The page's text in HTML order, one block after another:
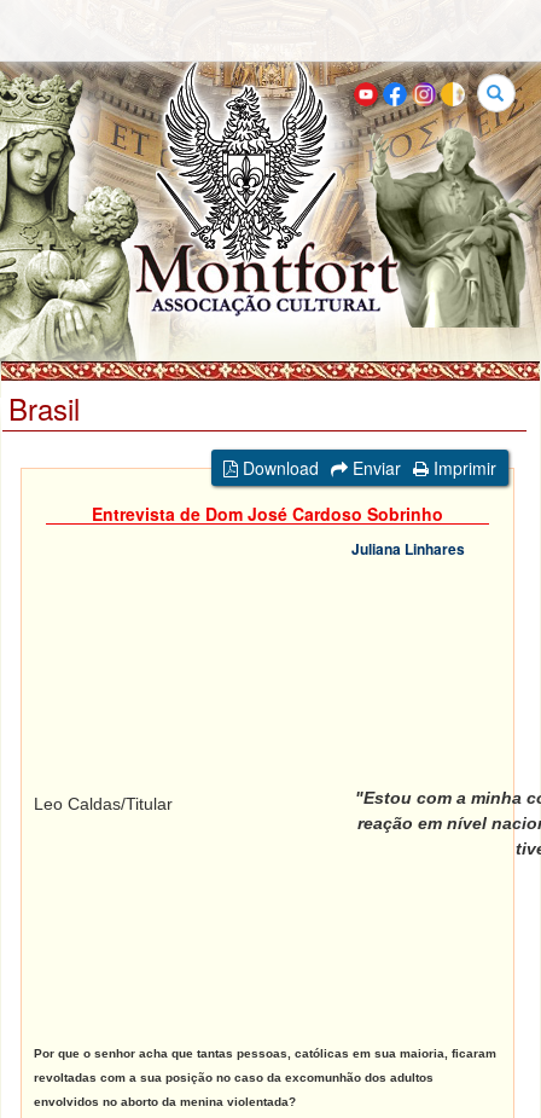
Buscar
Brasil
Download Enviar
Imprimir
Entrevista de Dom José Cardoso Sobrinho
Juliana Linhares
Leo Caldas/Titular
"Estou com a minha
reação em nível
Por que o senhor acha que tantas pessoas, católicas em sua maioria, ficaram
revoltadas com a sua posição no caso da excomunhão dos adultos
envolvidos no aborto da menina violentada?